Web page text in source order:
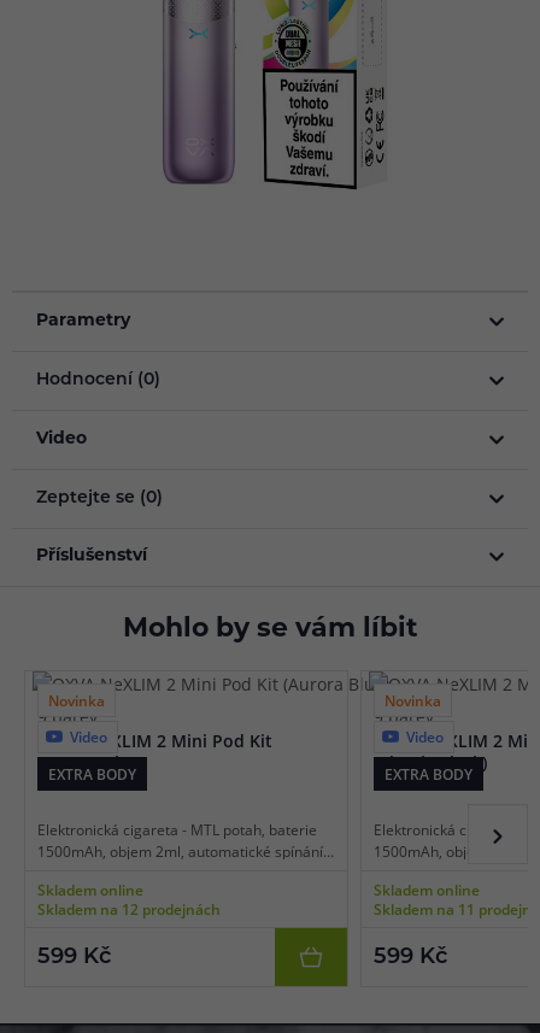
Parametry
Hodnocení (0)
Video
Zeptejte se (0)
Příslušenství
Mohlo by se vám líbit
Novinka
Video
EXTRA BODY
9 barev
OXVA NeXLIM 2 Mini Pod Kit
(Aurora Blue)
Elektronická cigareta - MTL potah, baterie
1500mAh, objem 2ml, automatické spínání,
flow, inteligentní detekce odporu, dva
režimy výstupu, technologie UniTech 3.0,
NeXLIM.
Skladem online
Skladem na 12 prodejnách
599 Kč
Novinka
Video
EXTRA BODY
9 barev
OXVA NeXLIM 2
(Classic Black)
Elektronická cigareta -
1500mAh, objem 2ml,
flow, inteligentní
režimy výstupu,
NeXLIM.
Skladem online
Skladem na 11
599 Kč